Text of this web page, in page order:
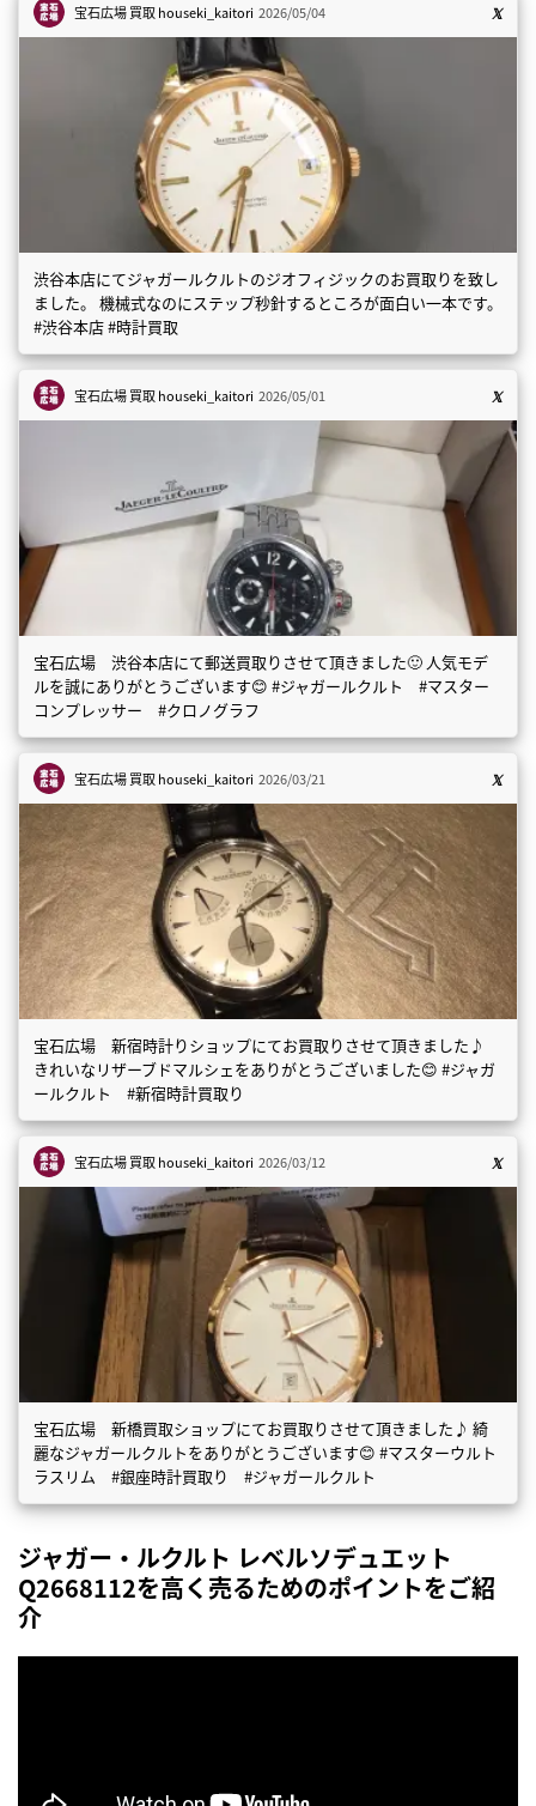
宝石広場 買取houseki_kaitori 2026/05/04
渋谷本店にてジャガールクルトのジオフィジックのお買取りを致し
ました。 機械式なのにステップ秒針するところが面白い一本です。
#渋谷本店 #時計買取
宝石広場 買取houseki_kaitori 2026/05/01
宝石広場 渋谷本店にて郵送買取りさせて頂きました🙂 人気モデ
ルを誠にありがとうございます😊 #ジャガールクルト #マスター
コンプレッサー #クロノグラフ
宝石広場 買取houseki_kaitori 2026/03/21
宝石広場 新宿時計りショップにてお買取りさせて頂きました♪
きれいなリザーブドマルシェをありがとうございました😊 #ジャガ
ールクルト #新宿時計買取り
宝石広場 買取houseki_kaitori 2026/03/12
宝石広場 新橋買取ショップにてお買取りさせて頂きました♪ 綺
麗なジャガールクルトをありがとうございます😊 #マスターウルト
ラスリム #銀座時計買取り #ジャガールクルト
ジャガー・ルクルト レベルソデュエット
Q2668112を高く売るためのポイントをご紹
介